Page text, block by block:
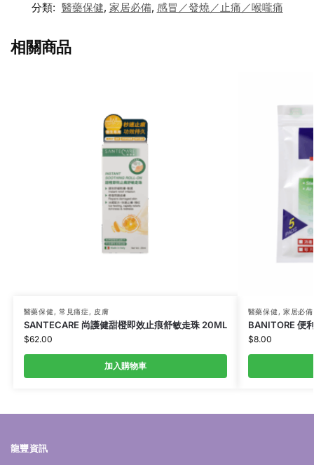
分類: 醫藥保健, 家居必備, 感冒／發燒／止痛／喉嚨痛
相關商品
醫藥保健, 常見痛症, 皮膚
SANTECARE 尚護健甜橙即效止痕舒敏走珠 20ML
$62.00
加入購物車
醫藥保健, 家居必備
BANITORE 便
$8.00
龍豐資訊